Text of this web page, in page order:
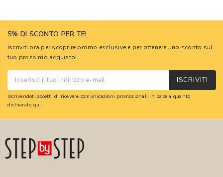
5% DI SCONTO PER TE!
Iscriviti ora per scoprire promo esclusive e per ottenere uno sconto sul
tuo prossimo acquisto!
ISCRIVITI
Iscrivendoti accetti di ricevere comunicazioni promozionali in base a quanto
dichiarato qui.